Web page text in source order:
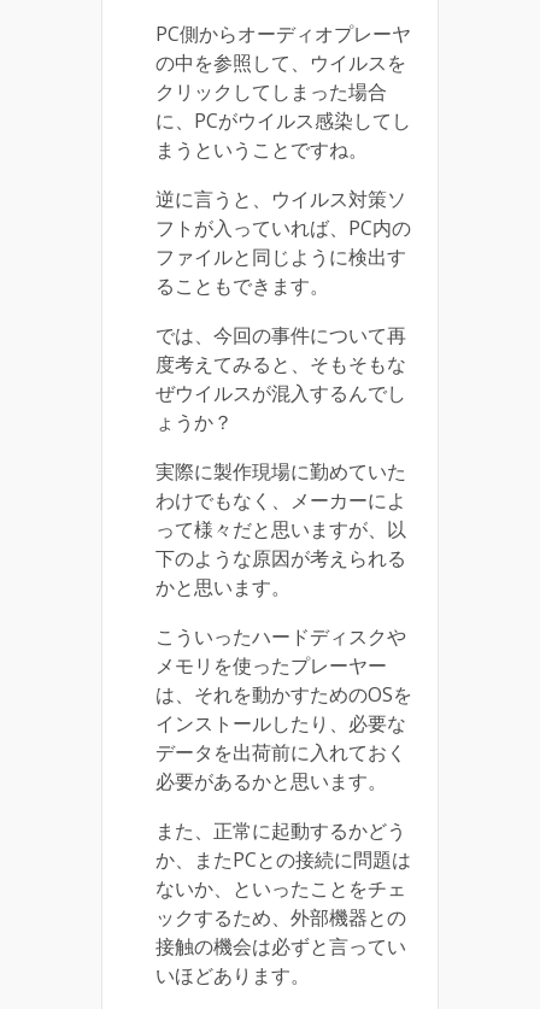
PC側からオーディオプレーヤ
の中を参照して、ウイルスを
クリックしてしまった場合
に、PCがウイルス感染してし
まうということですね。
逆に言うと、ウイルス対策ソ
フトが入っていれば、PC内の
ファイルと同じように検出す
ることもできます。
では、今回の事件について再
度考えてみると、そもそもな
ぜウイルスが混入するんでし
ょうか？
実際に製作現場に勤めていた
わけでもなく、メーカーによ
って様々だと思いますが、以
下のような原因が考えられる
かと思います。
こういったハードディスクや
メモリを使ったプレーヤー
は、それを動かすためのOSを
インストールしたり、必要な
データを出荷前に入れておく
必要があるかと思います。
また、正常に起動するかどう
か、またPCとの接続に問題は
ないか、といったことをチェ
ックするため、外部機器との
接触の機会は必ずと言ってい
いほどあります。